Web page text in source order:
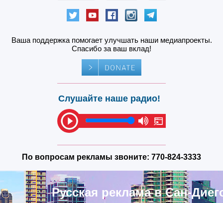
Ваша поддержка помогает улучшать наши медиапроекты.
Спасибо за ваш вклад!
Слушайте наше радио!
По вопросам рекламы звоните: 770-824-3333
Русская реклама в Сан-Диего